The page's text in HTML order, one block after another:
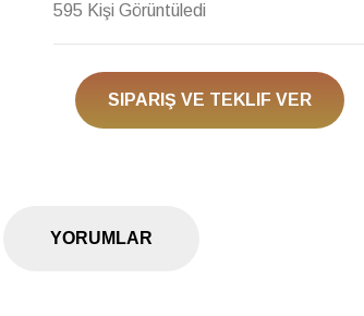
595 Kişi Görüntüledi
SIPARIŞ VE TEKLIF VER
YORUMLAR